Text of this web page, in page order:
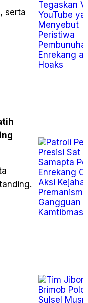
, serta